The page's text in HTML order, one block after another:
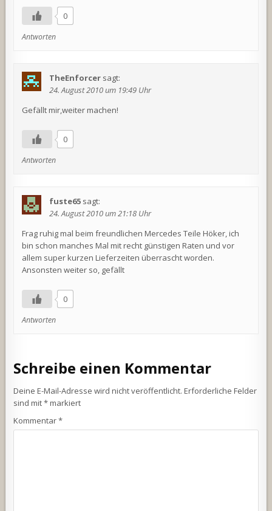
0
Antworten
TheEnforcer sagt:
24. August 2010 um 19:49 Uhr
Gefällt mir,weiter machen!
0
Antworten
fuste65 sagt:
24. August 2010 um 21:18 Uhr
Frag ruhig mal beim freundlichen Mercedes Teile Höker, ich
bin schon manches Mal mit recht günstigen Raten und vor
allem super kurzen Lieferzeiten überrascht worden.
Ansonsten weiter so, gefällt
0
Antworten
Schreibe einen Kommentar
Deine E-Mail-Adresse wird nicht veröffentlicht. Erforderliche Felder
sind mit*markiert
Kommentar*